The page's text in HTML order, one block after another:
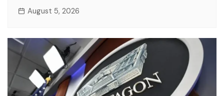
August 5, 2026